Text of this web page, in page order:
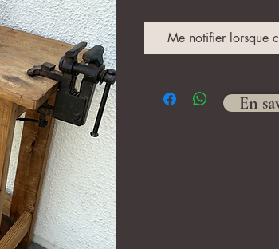
Me notifier lorsque
En